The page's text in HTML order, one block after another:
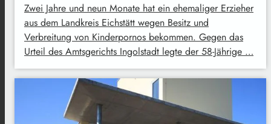
Zwei Jahre und neun Monate hat ein ehemaliger Erzieher
aus dem Landkreis Eichstätt wegen Besitz und
Verbreitung von Kinderpornos bekommen. Gegen das
Urteil des Amtsgerichts Ingolstadt legte der 58-Jährige …